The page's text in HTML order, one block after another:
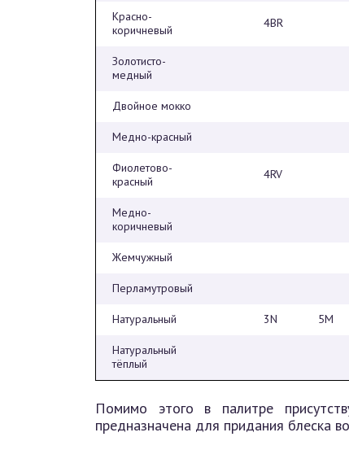
Красно-
коричневый
4BR
Золотисто-
медный
Двойное мокко
Медно-красный
Фиолетово-
красный
4RV
Медно-
коричневый
Жемчужный
Перламутровый
Натуральный 3N 5М
Натуральный
тёплый
Помимо этого в палитре
предназначена для придания блеска